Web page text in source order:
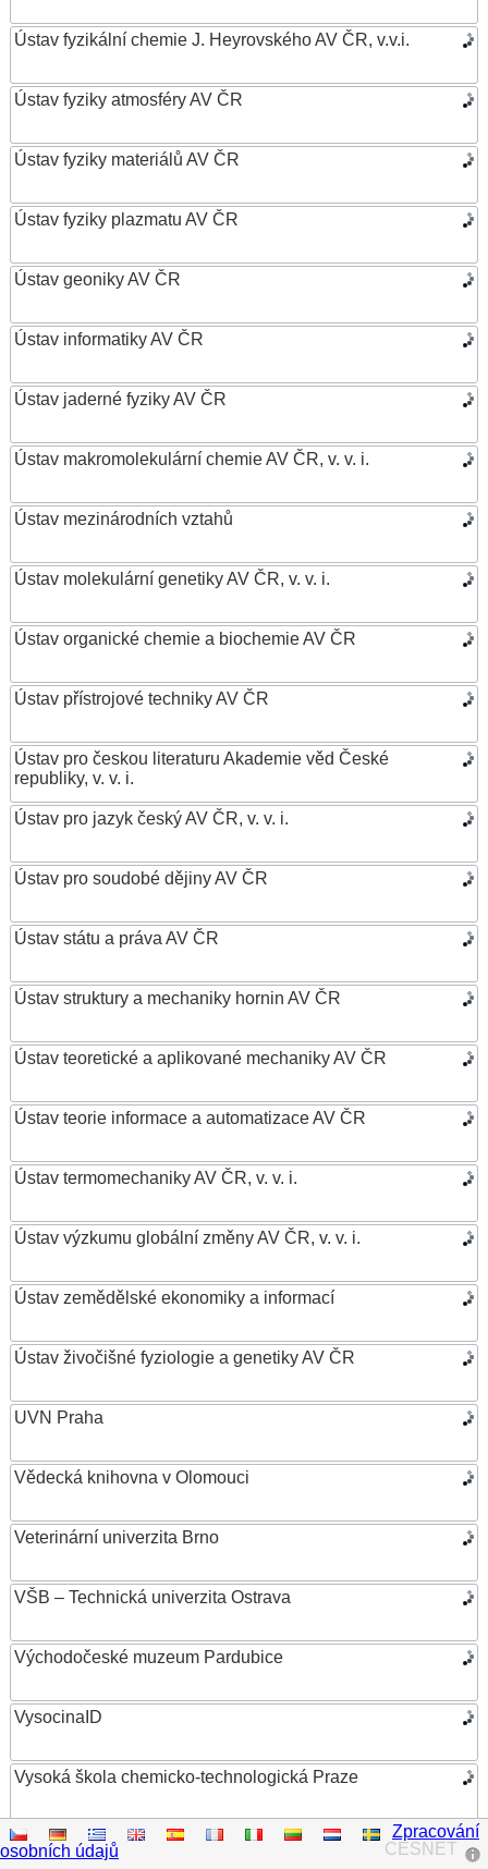
Ústav fyzikální chemie J. Heyrovského AV ČR, v.v.i.
Ústav fyziky atmosféry AV ČR
Ústav fyziky materiálů AV ČR
Ústav fyziky plazmatu AV ČR
Ústav geoniky AV ČR
Ústav informatiky AV ČR
Ústav jaderné fyziky AV ČR
Ústav makromolekulární chemie AV ČR, v. v. i.
Ústav mezinárodních vztahů
Ústav molekulární genetiky AV ČR, v. v. i.
Ústav organické chemie a biochemie AV ČR
Ústav přístrojové techniky AV ČR
Ústav pro českou literaturu Akademie věd České
republiky, v. v. i.
Ústav pro jazyk český AV ČR, v. v. i.
Ústav pro soudobé dějiny AV ČR
Ústav státu a práva AV ČR
Ústav struktury a mechaniky hornin AV ČR
Ústav teoretické a aplikované mechaniky AV ČR
Ústav teorie informace a automatizace AV ČR
Ústav termomechaniky AV ČR, v. v. i.
Ústav výzkumu globální změny AV ČR, v. v. i.
Ústav zemědělské ekonomiky a informací
Ústav živočišné fyziologie a genetiky AV ČR
UVN Praha
Vědecká knihovna v Olomouci
Veterinární univerzita Brno
VŠB – Technická univerzita Ostrava
Východočeské muzeum Pardubice
VysocinaID
Vysoká škola chemicko-technologická Praze
Vysoká škola ekonomická v Praze
CESNET
Zpracování
osobních údajů